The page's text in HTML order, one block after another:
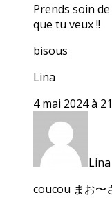
Prends soin
que tu veux !!
bisous
Lina
4 mai 2024 à
Lina
coucou まお〜